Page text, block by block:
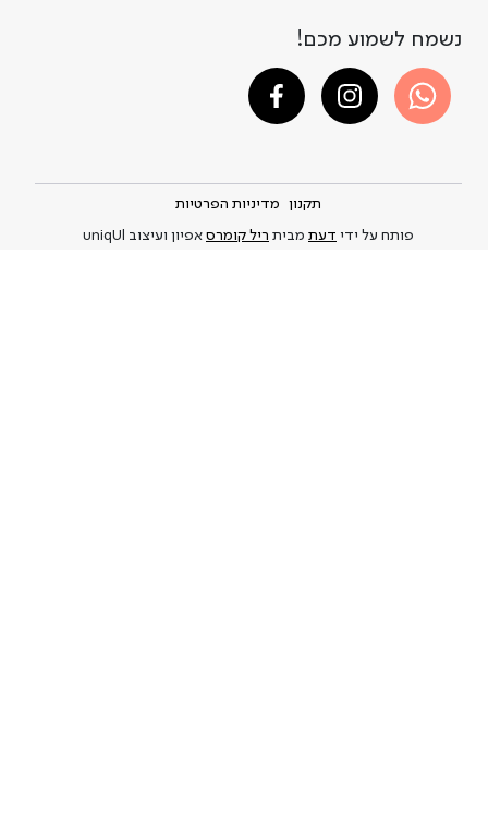
נשמח לשמוע מכם!
תקנון מדיניות הפרטיות
פותח על ידי דעת מבית ריל קומרס אפיון ועיצוב uniqUl